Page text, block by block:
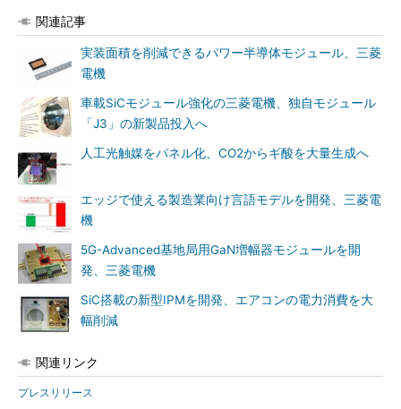
関連記事
実装面積を削減できるパワー半導体モジュール、三菱
電機
車載SiCモジュール強化の三菱電機、独自モジュール
「J3」の新製品投入へ
人工光触媒をパネル化、CO2からギ酸を大量生成へ
エッジで使える製造業向け言語モデルを開発、三菱電
機
5G-Advanced基地局用GaN増幅器モジュールを開
発、三菱電機
SiC搭載の新型IPMを開発、エアコンの電力消費を大
幅削減
関連リンク
プレスリリース